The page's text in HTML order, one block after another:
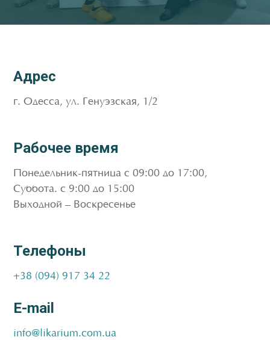
Адрес
г. Одесса, ул. Генуэзская, 1/2
Рабочее время
Понедельник-пятница с 09:00 до 17:00,
Суббота. c 9:00 до 15:00
Выходной – Воскресенье
Телефоны
+38 (094) 917 34 22
E-mail
info@likarium.com.ua